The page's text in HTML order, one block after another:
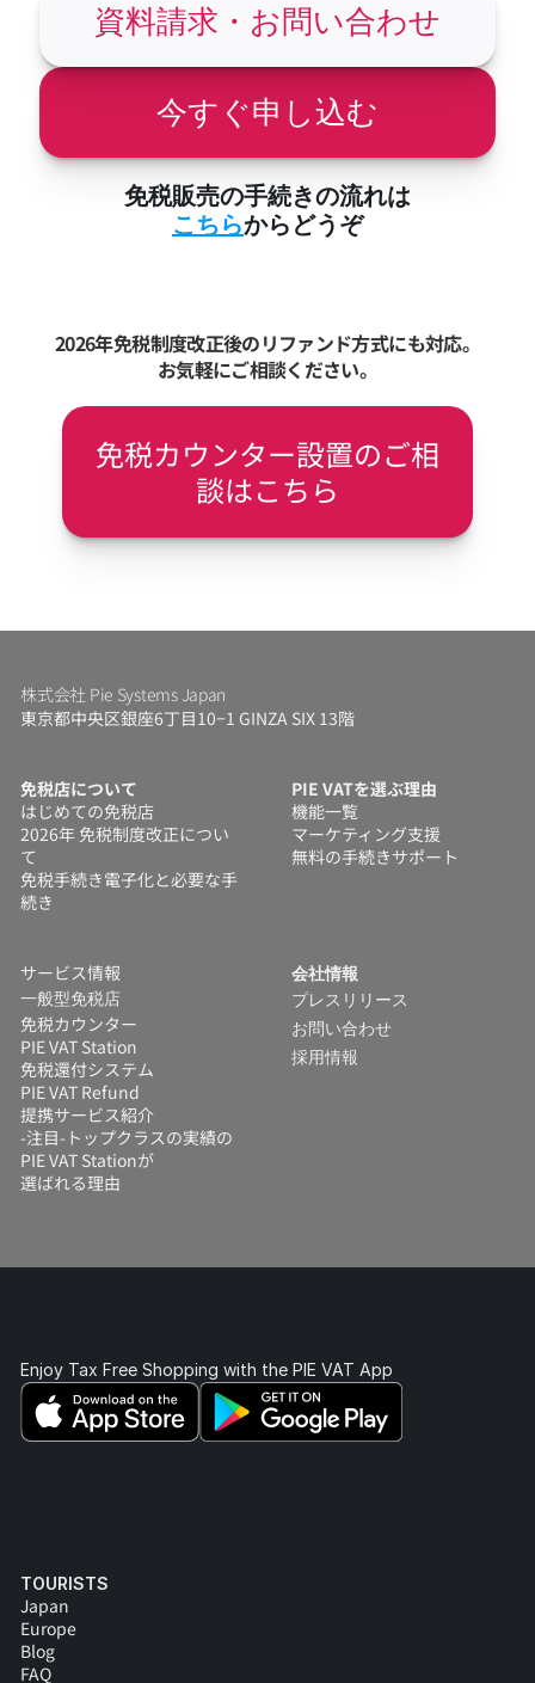
免税販売の手続きの流れは
こちらからどうぞ
今すぐ申し込む
資料請求・お問い合わせ
2026年免税制度改正後のリファンド方式にも対応。
お気軽にご相談ください。
免税カウンター設置のご相
談はこちら
株式会社 Pie Systems Japan
東京都中央区銀座6丁目10−1 GINZA SIX 13階
免税店について
はじめての免税店
2026年 免税制度改正につい
て
免税手続き電子化と必要な手
続き
PIE VATを選ぶ理由
機能一覧
マーケティング支援
無料の手続きサポート
サービス情報
一般型免税店
免税カウンター
PIE VAT Station
免税還付システム
PIE VAT Refund
提携サービス紹介
-注目-トップクラスの実績の
PIE VAT Stationが
選ばれる理由
会社情報
プレスリリース
お問い合わせ
採用情報
Enjoy Tax Free Shopping with the PIE VAT App
TOURISTS
Japan
Europe
Blog
FAQ